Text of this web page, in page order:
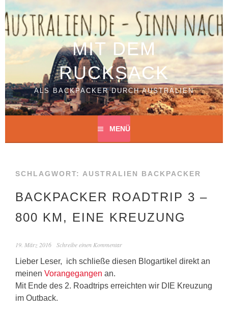
Springe
zum
Inhalt
MIT DEM
RUCKSACK
ALS BACKPACKER DURCH AUSTRALIEN
MENÜ
SCHLAGWORT: AUSTRALIEN BACKPACKER
BACKPACKER ROADTRIP 3 –
800 KM, EINE KREUZUNG
19. März 2016 Schreibe einen Kommentar
Lieber Leser, ich schließe diesen Blogartikel direkt an
meinenVorangegangenan.
Mit Ende des 2. Roadtrips erreichten wir DIE Kreuzung
im Outback.